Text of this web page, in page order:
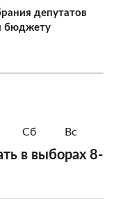
депутатов
бюджету
Сб Вс
в выборах 8-